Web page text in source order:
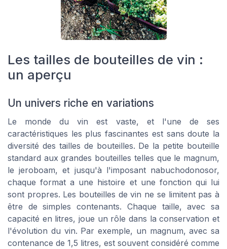
Les tailles de bouteilles de vin :
un aperçu
Un univers riche en variations
Le monde du vin est vaste, et l'une de ses
caractéristiques les plus fascinantes est sans doute la
diversité des tailles de bouteilles. De la petite bouteille
standard aux grandes bouteilles telles que le magnum,
le jeroboam, et jusqu'à l'imposant nabuchodonosor,
chaque format a une histoire et une fonction qui lui
sont propres. Les bouteilles de vin ne se limitent pas à
être de simples contenants. Chaque taille, avec sa
capacité en litres, joue un rôle dans la conservation et
l'évolution du vin. Par exemple, un magnum, avec sa
contenance de 1,5 litres, est souvent considéré comme